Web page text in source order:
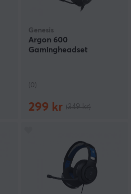
Genesis
Argon 600
Gamingheadset
(0)
299 kr